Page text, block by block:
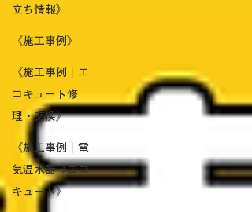
立ち情報》
《施工事例》
《施工事例｜エ
コキュート修
理・交換》
《施工事例｜電
気温水器→エコ
キュート》